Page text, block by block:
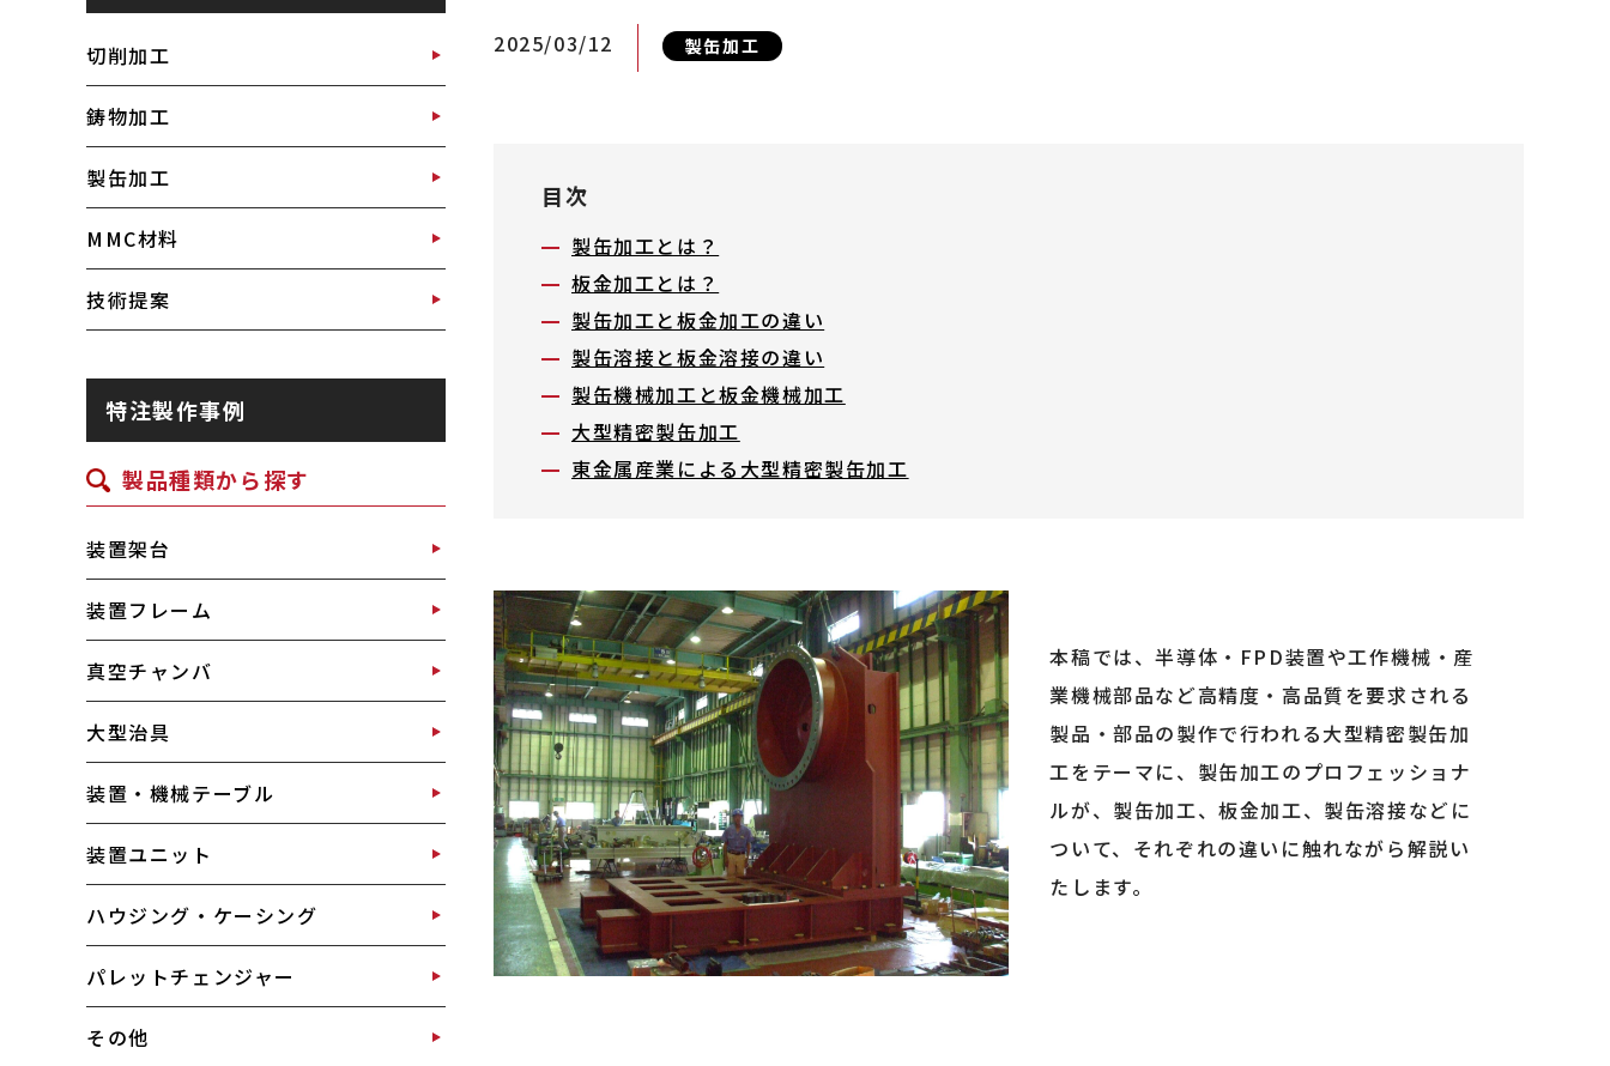
2025/03/12 製缶加工
目次
製缶加工とは？
板金加工とは？
製缶加工と板金加工の違い
製缶溶接と板金溶接の違い
製缶機械加工と板金機械加工
大型精密製缶加工
東金属産業による大型精密製缶加工
本稿では、半導体・FPD装置や工作機械・産
業機械部品など高精度・高品質を要求される
製品・部品の製作で行われる大型精密製缶加
工をテーマに、製缶加工のプロフェッショナ
ルが、製缶加工、板金加工、製缶溶接などに
ついて、それぞれの違いに触れながら解説い
たします。
切削加工
鋳物加工
製缶加工
MMC材料
技術提案
特注製作事例
製品種類から探す
装置架台
装置フレーム
真空チャンバ
大型治具
装置・機械テーブル
装置ユニット
ハウジング・ケーシング
パレットチェンジャー
その他